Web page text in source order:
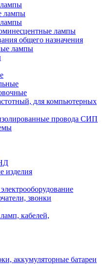
лампы
лампы
лампы
общего назначения
лампы
для компьютерных
провода СИП
изделия
звонки
кабелей,
аккумуляторные батареи